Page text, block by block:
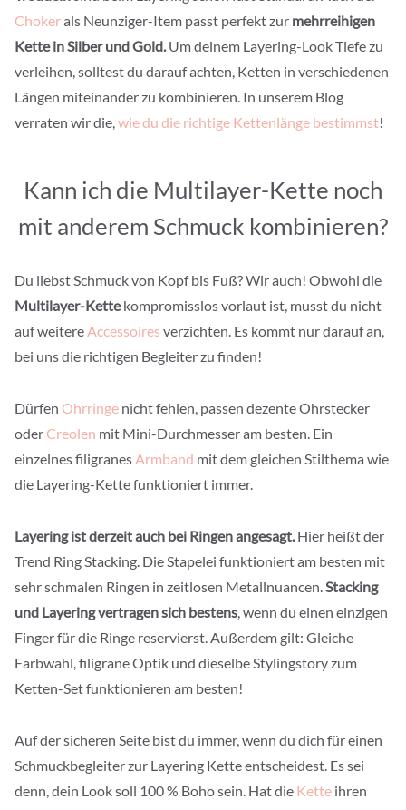
Chokerals Neunziger-Item passt perfekt zur mehrreihigen
Kette in Silber und Gold.Um deinem Layering-Look Tiefe zu
verleihen, solltest du darauf achten, Ketten in verschiedenen
Längen miteinander zu kombinieren. In unserem Blog
verraten wir die,wie du die richtige Kettenlänge bestimmst!
Kann ich die Multilayer-Kette noch
mit anderem Schmuck kombinieren?
Du liebst Schmuck von Kopf bis Fuß? Wir auch! Obwohl die
Multilayer-Kettekompromisslos vorlaut ist, musst du nicht
auf weitereAccessoires verzichten. Es kommt nur darauf an,
bei uns die richtigen Begleiter zu finden!
Dürfen Ohrringe nicht fehlen, passen dezente Ohrstecker
oder Creolen mit Mini-Durchmesser am besten. Ein
einzelnes filigranesArmband mit dem gleichen Stilthema wie
die Layering-Kette funktioniert immer.
Layering ist derzeit auch bei Ringen angesagt.Hier heißt der
Trend Ring Stacking. Die Stapelei funktioniert am besten mit
sehr schmalen Ringen in zeitlosen Metallnuancen.Stacking
und Layering vertragen sich bestens, wenn du einen einzigen
Finger für die Ringe reservierst. Außerdem gilt: Gleiche
Farbwahl, filigrane Optik und dieselbe Stylingstory zum
Ketten-Set funktionieren am besten!
Auf der sicheren Seite bist du immer, wenn du dich für einen
Schmuckbegleiter zur Layering Kette entscheidest. Es sei
denn, dein Look soll 100 % Boho sein. Hat die Kette ihren